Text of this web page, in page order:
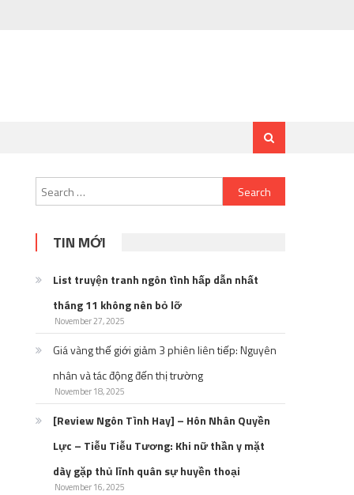
Search
for:
TIN MỚI
List truyện tranh ngôn tình hấp dẫn nhất
tháng 11 không nên bỏ lỡ
November 27, 2025
Giá vàng thế giới giảm 3 phiên liên tiếp: Nguyên
nhân và tác động đến thị trường
November 18, 2025
[Review Ngôn Tình Hay] – Hôn Nhân Quyền
Lực – Tiễu Tiễu Tương: Khi nữ thần y mặt
dày gặp thủ lĩnh quân sự huyền thoại
November 16, 2025